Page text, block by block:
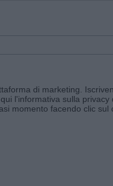
di marketing.
l'informativa sulla privacy
momento facendo clic